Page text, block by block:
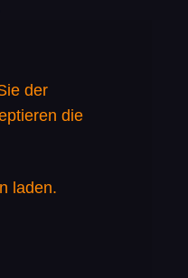
der
die
laden.